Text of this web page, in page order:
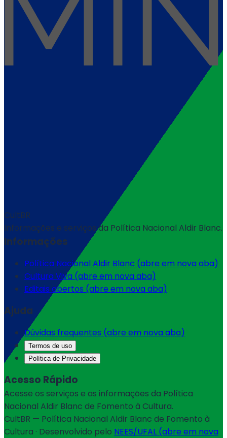
CultBR
Informações e serviços da Política Nacional Aldir Blanc.
Informações
Política Nacional Aldir Blanc (abre em nova aba)
Cultura Viva (abre em nova aba)
Editais abertos (abre em nova aba)
Ajuda
Dúvidas frequentes (abre em nova aba)
Termos de uso
Política de Privacidade
Acesso Rápido
Acesse os serviços e as informações da Política
Nacional Aldir Blanc de Fomento à Cultura.
CultBR — Política Nacional Aldir Blanc de Fomento à
Cultura · Desenvolvido pelo NEES/UFAL (abre em nova